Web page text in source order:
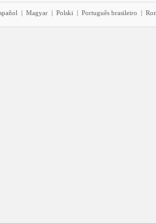
| Magyar | Polski | Português brasileiro |